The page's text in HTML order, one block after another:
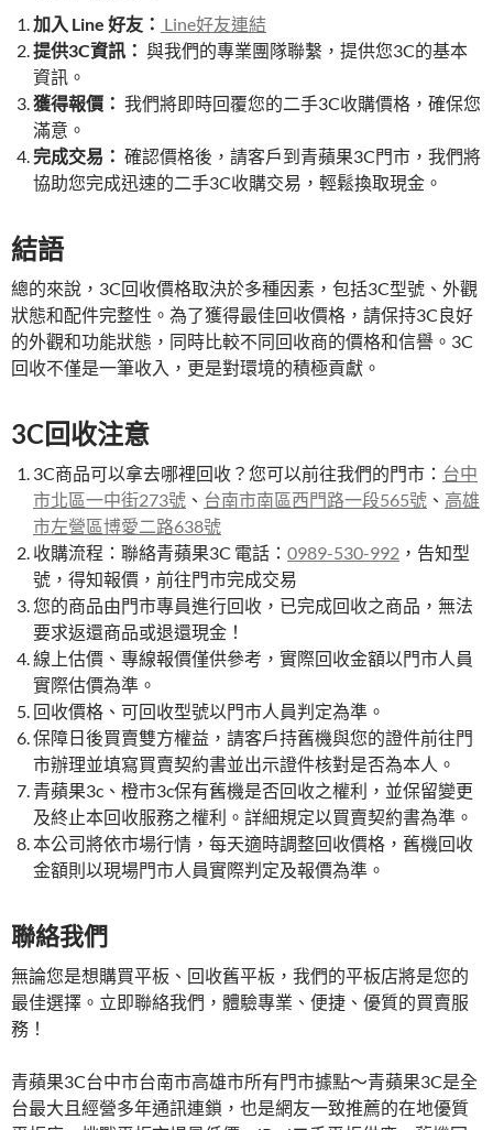
加入 Line 好友： Line好友連結
提供3C資訊： 與我們的專業團隊聯繫，提供您3C的基本
資訊。
獲得報價： 我們將即時回覆您的二手3C收購價格，確保您
滿意。
完成交易： 確認價格後，請客戶到青蘋果3C門市，我們將
協助您完成迅速的二手3C收購交易，輕鬆換取現金。
結語
總的來說，3C回收價格取決於多種因素，包括3C型號、外觀
狀態和配件完整性。為了獲得最佳回收價格，請保持3C良好
的外觀和功能狀態，同時比較不同回收商的價格和信譽。3C
回收不僅是一筆收入，更是對環境的積極貢獻。
3C回收注意
3C商品可以拿去哪裡回收？您可以前往我們的門市： 台中
市北區一中街273號 、 台南市南區西門路一段565號 、 高雄
市左營區博愛二路638號
收購流程：聯絡青蘋果3C 電話： 0989-530-992 ，告知型
號，得知報價，前往門市完成交易
您的商品由門市專員進行回收，已完成回收之商品，無法
要求返還商品或退還現金！
線上估價、專線報價僅供參考，實際回收金額以門市人員
實際估價為準。
回收價格、可回收型號以門市人員判定為準。
保障日後買賣雙方權益，請客戶持舊機與您的證件前往門
市辦理並填寫買賣契約書並出示證件核對是否為本人。
青蘋果3c、橙市3c保有舊機是否回收之權利，並保留變更
及終止本回收服務之權利。詳細規定以買賣契約書為準。
本公司將依市場行情，每天適時調整回收價格，舊機回收
金額則以現場門市人員實際判定及報價為準。
聯絡我們
無論您是想購買平板、回收舊平板，我們的平板店將是您的
最佳選擇。立即聯絡我們，體驗專業、便捷、優質的買賣服
務！
青蘋果3C台中市台南市高雄市所有門市據點～青蘋果3C是全
台最大且經營多年通訊連鎖，也是網友一致推薦的在地優質